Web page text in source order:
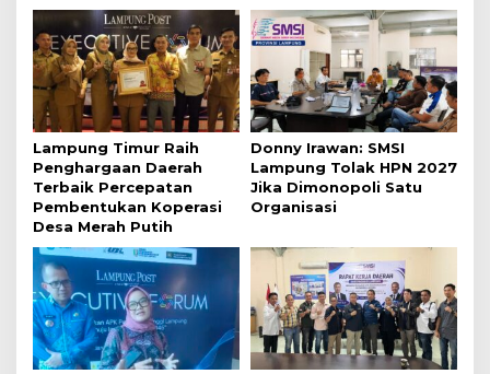
Lampung Timur Raih
Penghargaan Daerah
Terbaik Percepatan
Pembentukan Koperasi
Desa Merah Putih
Donny Irawan: SMSI
Lampung Tolak HPN 2027
Jika Dimonopoli Satu
Organisasi